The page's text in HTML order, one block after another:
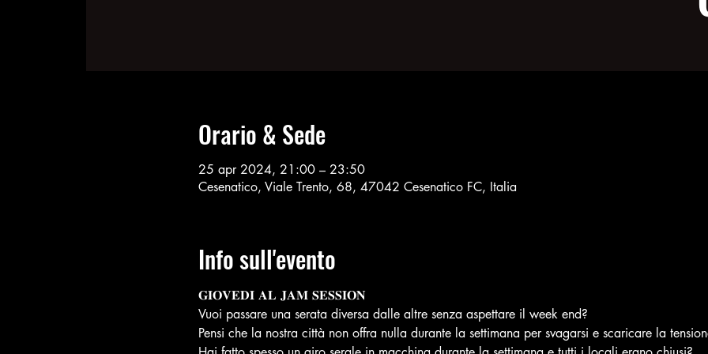
Orario & Sede
25 apr 2024, 21:00 – 23:50
Cesenatico, Viale Trento, 68, 47042 Cesenatico FC, Italia
Info sull'evento
𝐆𝐈𝐎𝐕𝐄𝐃𝐈 𝐀𝐋 𝐉𝐀𝐌 𝐒𝐄𝐒𝐒𝐈𝐎𝐍
Vuoi passare una serata diversa dalle altre senza aspettare il week end?
Pensi che la nostra città non offra nulla durante la settimana per svagarsi e scaricare la